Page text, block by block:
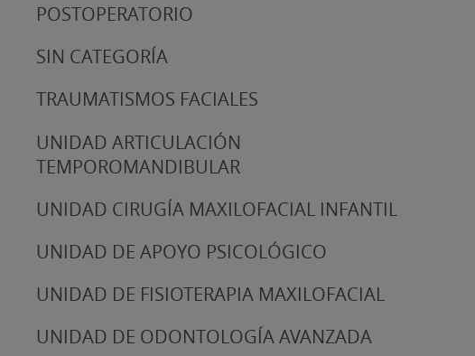
POSTOPERATORIO
SIN CATEGORÍA
TRAUMATISMOS FACIALES
UNIDAD ARTICULACIÓN
TEMPOROMANDIBULAR
UNIDAD CIRUGÍA MAXILOFACIAL INFANTIL
UNIDAD DE APOYO PSICOLÓGICO
UNIDAD DE FISIOTERAPIA MAXILOFACIAL
UNIDAD DE ODONTOLOGÍA AVANZADA